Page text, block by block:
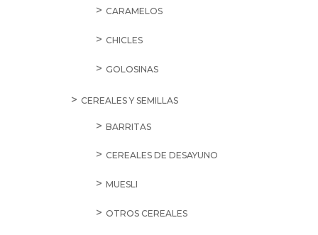
CARAMELOS
CHICLES
GOLOSINAS
CEREALES Y SEMILLAS
BARRITAS
CEREALES DE DESAYUNO
MUESLI
OTROS CEREALES